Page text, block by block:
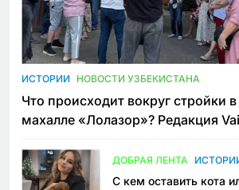
ИСТОРИИ НОВОСТИ УЗБЕКИСТАНА
Что происходит вокруг стройки в
махалле «Лолазор»? Редакция
конфликта
ДОБРАЯ ЛЕНТА
С кем оставить кота